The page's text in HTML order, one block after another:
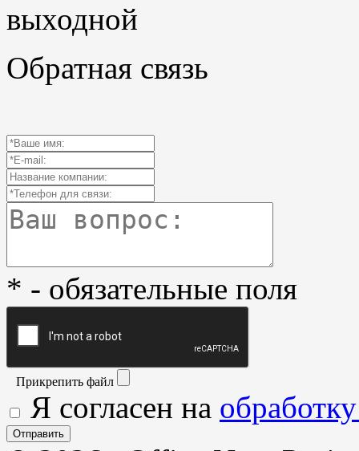
выходной
Обратная связь
* - обязательные поля
Прикрепить файл
Я согласен на